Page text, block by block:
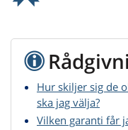
Hur skiljer sig de
ska jag välja?
Vilken garanti får